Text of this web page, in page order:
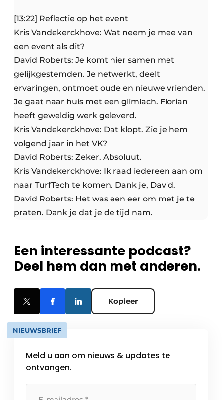
[13:22] Reflectie op het event
Kris Vandekerckhove: Wat neem je mee van
een event als dit?
David Roberts: Je komt hier samen met
gelijkgestemden. Je netwerkt, deelt
ervaringen, ontmoet oude en nieuwe vrienden.
Je gaat naar huis met een glimlach. Florian
heeft geweldig werk geleverd.
Kris Vandekerckhove: Dat klopt. Zie je hem
volgend jaar in het VK?
David Roberts: Zeker. Absoluut.
Kris Vandekerckhove: Ik raad iedereen aan om
naar TurfTech te komen. Dank je, David.
David Roberts: Het was een eer om met je te
praten. Dank je dat je de tijd nam.
Een interessante podcast?
Deel hem dan met anderen.
Kopieer
NIEUWSBRIEF
Meld u aan om nieuws & updates te
ontvangen.